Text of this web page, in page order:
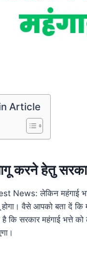
Article
करने हेतु
News: लेकिन महंगाई
होगा। वैसे आपको बता दें
है कि सरकार महंगाई भत्ते